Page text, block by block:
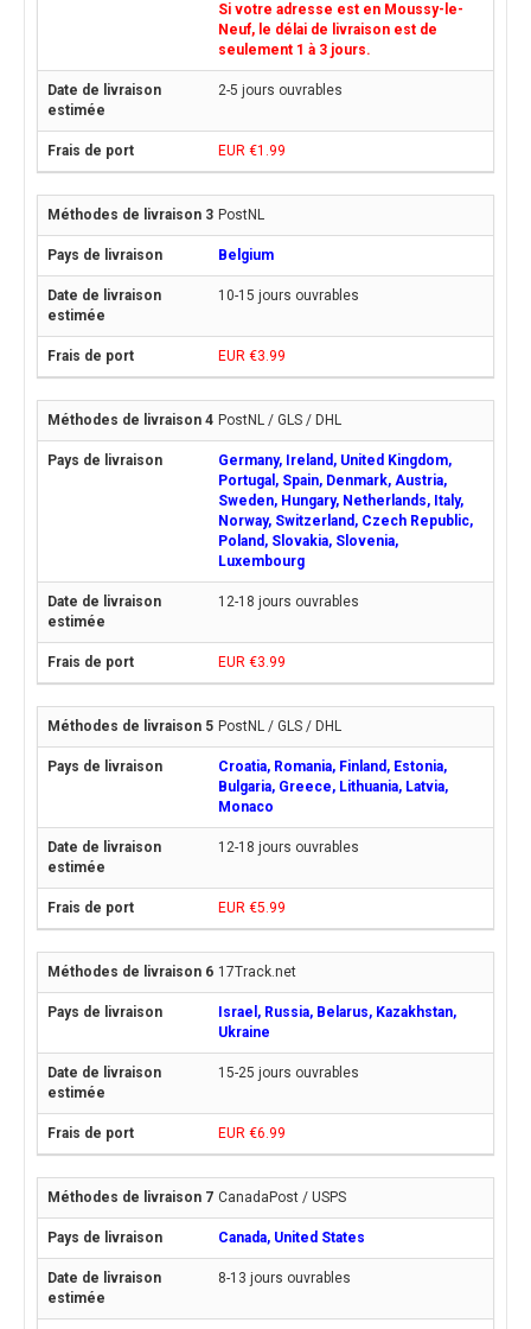
Si votre adresse est en Moussy-le-
Neuf, le délai de livraison est de
seulement 1 à 3 jours.
2-5 jours ouvrables
EUR €1.99
PostNL
Belgium
10-15 jours ouvrables
EUR €3.99
PostNL / GLS / DHL
Germany, Ireland, United Kingdom,
Portugal, Spain, Denmark, Austria,
Sweden, Hungary, Netherlands, Italy,
Norway, Switzerland, Czech Republic,
Poland, Slovakia, Slovenia,
Luxembourg
12-18 jours ouvrables
EUR €3.99
PostNL / GLS / DHL
Croatia, Romania, Finland, Estonia,
Bulgaria, Greece, Lithuania, Latvia,
Monaco
12-18 jours ouvrables
EUR €5.99
17Track.net
Israel, Russia, Belarus, Kazakhstan,
Ukraine
15-25 jours ouvrables
EUR €6.99
CanadaPost / USPS
Canada, United States
8-13 jours ouvrables